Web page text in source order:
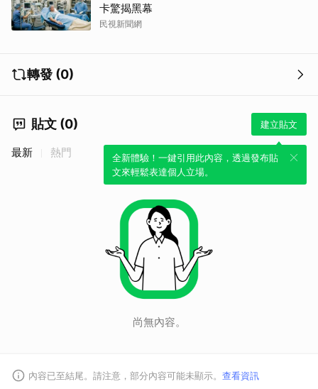
卡驚揭黑幕
民視新聞網
轉發 (0)
貼文 (0) 建立貼文
全新體驗！一鍵引用此內容，透過發布貼
文來輕鬆表達個人立場。
最新 熱門
尚無內容。
內容已至結尾。請注意，部分內容可能未顯示。 查看資訊